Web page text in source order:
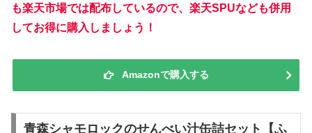
も楽天市場では配布しているので、楽天SPUなども併用
してお得に購入しましょう！
Amazonで購入する
青森シャモロックのせんべい汁缶詰セット【ふ